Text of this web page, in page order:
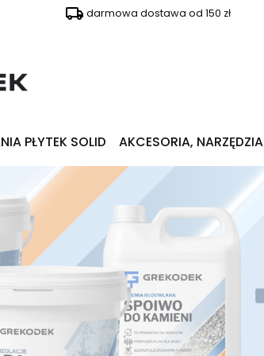
darmowa dostawa od 150 zł
PŁYTEK SOLID AKCESORIA, NARZĘDZIA